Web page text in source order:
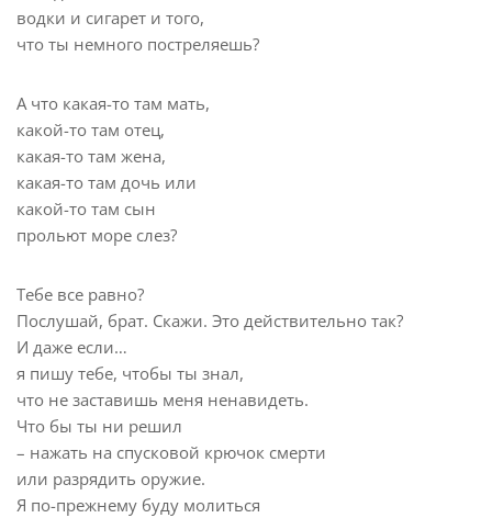
водки и сигарет и того,
что ты немного постреляешь?
А что какая-то там мать,
какой-то там отец,
какая-то там жена,
какая-то там дочь или
какой-то там сын
прольют море слез?
Тебе все равно?
Послушай, брат. Скажи. Это действительно так?
И даже если…
я пишу тебе, чтобы ты знал,
что не заставишь меня ненавидеть.
Что бы ты ни решил
– нажать на спусковой крючок смерти
или разрядить оружие.
Я по-прежнему буду молиться